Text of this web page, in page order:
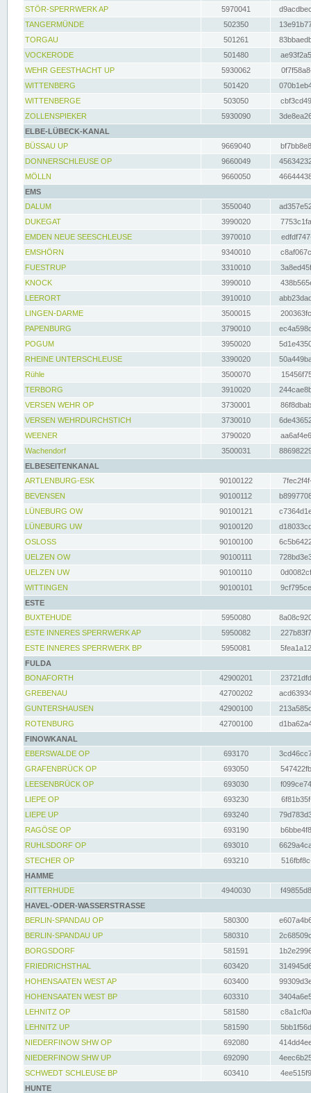
STÖR-SPERRWERK AP 5970041
TANGERMÜNDE
502350
TORGAU
501261
VOCKERODE
501480
WEHR GEESTHACHT UP
5930062
WITTENBERG
501420
WITTENBERGE
503050
ZOLLENSPIEKER
5930090
ELBE-LÜBECK-KANAL
BÜSSAU UP
9669040
DONNERSCHLEUSE OP
9660049
MÖLLN
9660050
EMS
DALUM
3550040
DUKEGAT
3990020
EMDEN NEUE SEESCHLEUSE
3970010
EMSHÖRN
9340010
FUESTRUP
3310010
KNOCK
3990010
LEERORT
3910010
LINGEN-DARME
3500015
PAPENBURG
3790010
POGUM
3950020
RHEINE UNTERSCHLEUSE
3390020
Rühle
3500070
TERBORG
3910020
VERSEN WEHR OP
3730001
VERSEN WEHRDURCHSTICH
3730010
WEENER
3790020
Wachendorf
3500031
ELBESEITENKANAL
ARTLENBURG-ESK
90100122
BEVENSEN
90100112
LÜNEBURG OW
90100121
LÜNEBURG UW
90100120
OSLOSS
90100100
UELZEN OW
90100111
UELZEN UW
90100110
WITTINGEN
90100101
ESTE
BUXTEHUDE
5950080
ESTE INNERES SPERRWERK AP
5950082
ESTE INNERES SPERRWERK BP
5950081
FULDA
BONAFORTH
42900201
GREBENAU
42700202
GUNTERSHAUSEN
42900100
ROTENBURG
42700100
FINOWKANAL
EBERSWALDE OP
693170
GRAFENBRÜCK OP
693050
LEESENBRÜCK OP
693030
LIEPE OP
693230
LIEPE UP
693240
RAGÖSE OP
693190
RUHLSDORF OP
693010
STECHER OP
693210
HAMME
RITTERHUDE
4940030
HAVEL-ODER-WASSERSTRASSE
BERLIN-SPANDAU OP
580300
BERLIN-SPANDAU UP
580310
BORGSDORF
581591
FRIEDRICHSTHAL
603420
HOHENSAATEN WEST AP
603400
HOHENSAATEN WEST BP
603310
LEHNITZ OP
581580
LEHNITZ UP
581590
NIEDERFINOW SHW OP
692080
NIEDERFINOW SHW UP
692090
SCHWEDT SCHLEUSE BP
603410
HUNTE